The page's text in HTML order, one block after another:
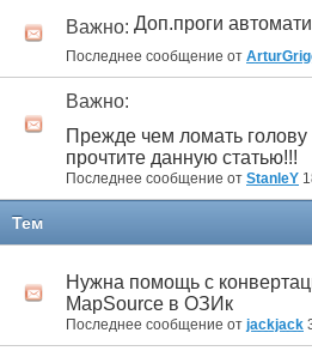
Важно: Доп.проги
Последнее сообщение от
Важно:
Прежде чем ломать
прочтите данную статью!!!
Последнее сообщение от StanleY
Тем
Нужна помощь с
MapSource в ОЗИк
Последнее сообщение от jackjack